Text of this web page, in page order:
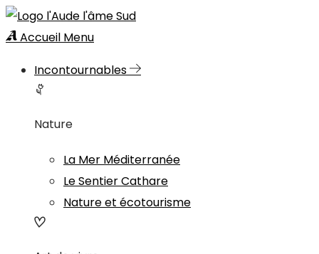
Accueil Menu
Incontournables
Nature
La Mer Méditerranée
Le Sentier Cathare
Nature et écotourisme